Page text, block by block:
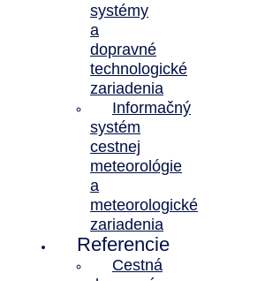
systémy
a
dopravné
technologické
zariadenia
Informačný
systém
cestnej
meteorológie
a
meteorologické
zariadenia
Referencie
Cestná